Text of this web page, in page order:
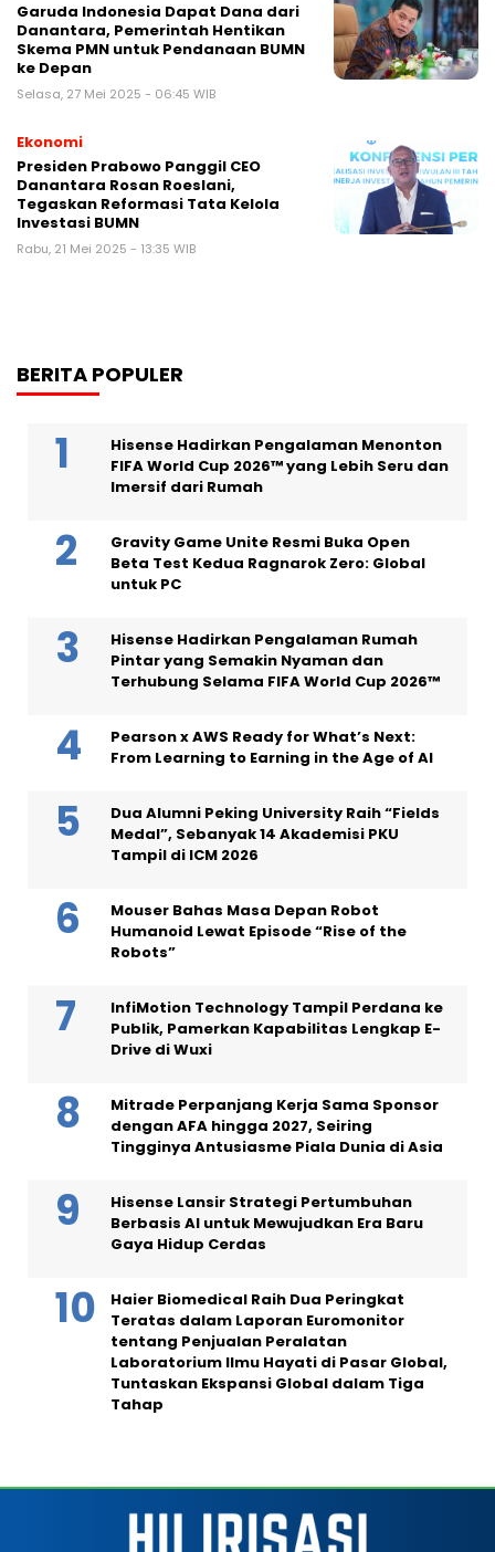
Garuda Indonesia Dapat Dana dari
Danantara, Pemerintah Hentikan
Skema PMN untuk Pendanaan BUMN
ke Depan
Selasa, 27 Mei 2025 - 06:45 WIB
Ekonomi
Presiden Prabowo Panggil CEO
Danantara Rosan Roeslani,
Tegaskan Reformasi Tata Kelola
Investasi BUMN
Rabu, 21 Mei 2025 - 13:35 WIB
BERITA POPULER
Hisense Hadirkan Pengalaman Menonton
FIFA World Cup 2026™ yang Lebih Seru dan
Imersif dari Rumah
Gravity Game Unite Resmi Buka Open
Beta Test Kedua Ragnarok Zero: Global
untuk PC
Hisense Hadirkan Pengalaman Rumah
Pintar yang Semakin Nyaman dan
Terhubung Selama FIFA World Cup 2026™
Pearson x AWS Ready for What’s Next:
From Learning to Earning in the Age of AI
Dua Alumni Peking University Raih “Fields
Medal”, Sebanyak 14 Akademisi PKU
Tampil di ICM 2026
Mouser Bahas Masa Depan Robot
Humanoid Lewat Episode “Rise of the
Robots”
InfiMotion Technology Tampil Perdana ke
Publik, Pamerkan Kapabilitas Lengkap E-
Drive di Wuxi
Mitrade Perpanjang Kerja Sama Sponsor
dengan AFA hingga 2027, Seiring
Tingginya Antusiasme Piala Dunia di Asia
Hisense Lansir Strategi Pertumbuhan
Berbasis AI untuk Mewujudkan Era Baru
Gaya Hidup Cerdas
Haier Biomedical Raih Dua Peringkat
Teratas dalam Laporan Euromonitor
tentang Penjualan Peralatan
Laboratorium Ilmu Hayati di Pasar Global,
Tuntaskan Ekspansi Global dalam Tiga
Tahap